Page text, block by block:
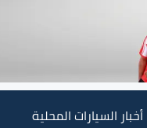
أخبار السيارات المحلية